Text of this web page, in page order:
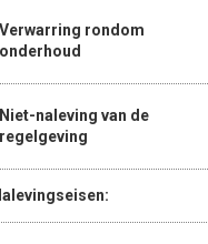
rondom
naleving van de